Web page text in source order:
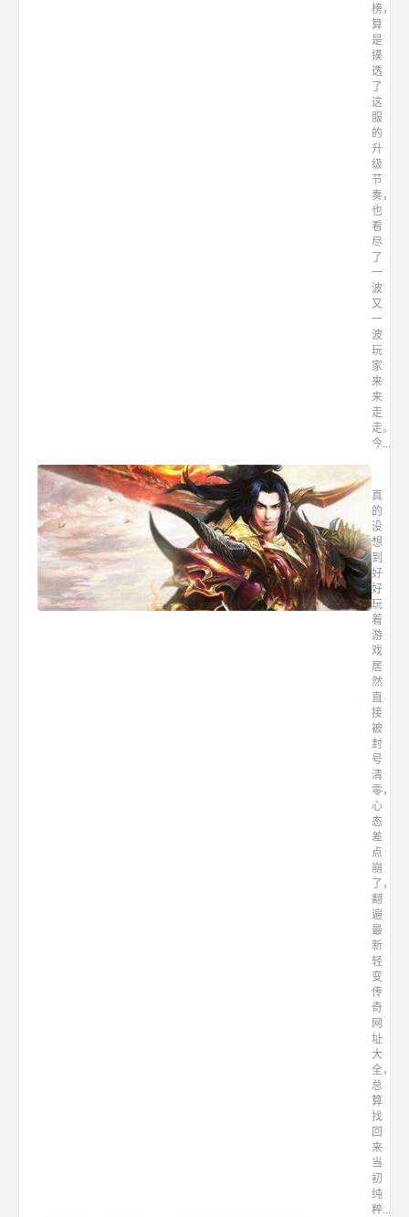
榜，
算
是
摸
透
了
这
服
的
升
级
节
奏，
也
看
尽
了
一
波
又
一
波
玩
家
来
来
走
走。
今...
真
的
没
想
到
好
好
玩
着
游
戏
居
然
直
接
被
封
号
清
零，
心
态
差
点
崩
了，
翻
遍
最
新
轻
变
传
奇
网
址
大
全，
总
算
找
回
来
当
初
纯
粹...